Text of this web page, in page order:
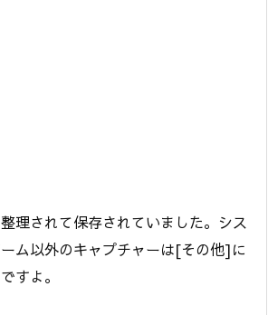
理されて保存されていました。シス
ム以外のキャプチャーは[その他]に
すよ。